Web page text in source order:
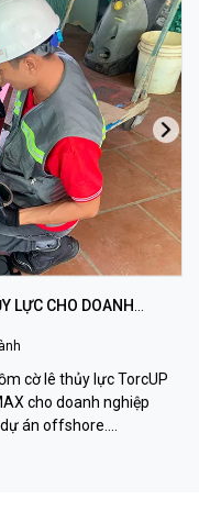
LỰC CHO DOANH
cờ lê thủy lực TorcUP
cho doanh nghiệp
án offshore.